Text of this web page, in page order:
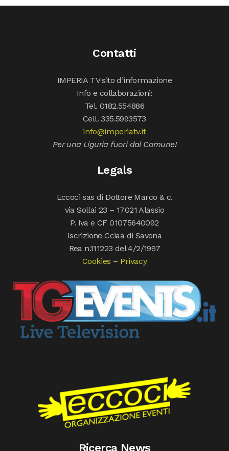
Contatti
IMPERIA TV sito d’informazione
Info e collaborazioni:
Tel. 0182.554886
Cell. 335.5993573
info@imperiatv.it
Per una Liguria fuori dal Comune!
Legals
Eccoci sas di Dottore Marco & c.
via Sollai 23 – 17021 Alassio
P. Iva e CF 01075640092
Iscrizione Cciaa di Savona
Rea n.111223 del 4/2/1997
Cookies – Privacy
Ricerca News